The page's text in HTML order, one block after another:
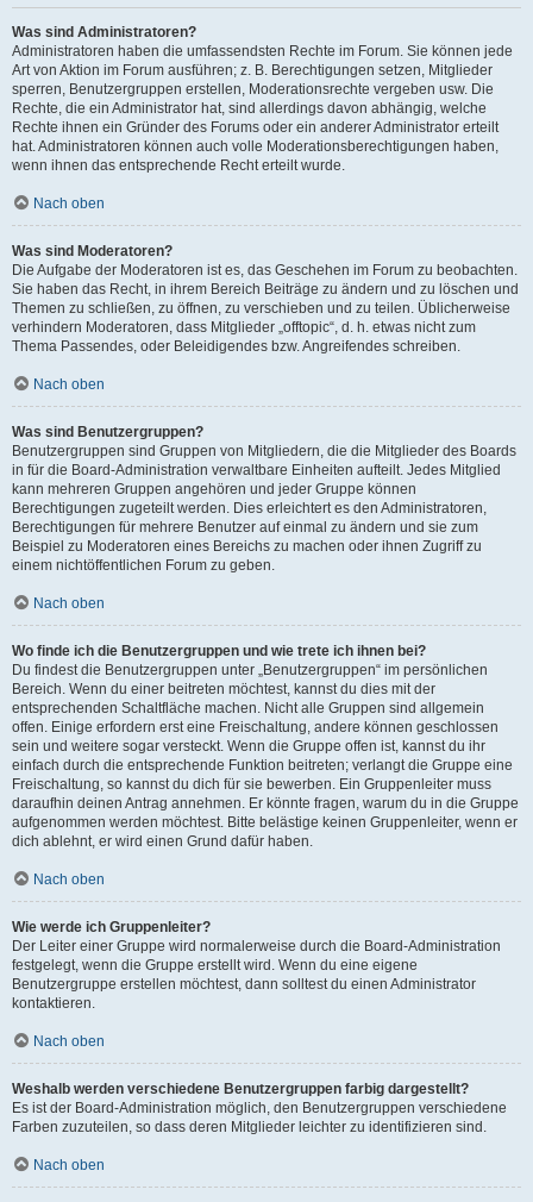
Was sind Administratoren?
Administratoren haben die umfassendsten Rechte im Forum. Sie können jede
Art von Aktion im Forum ausführen; z. B. Berechtigungen setzen, Mitglieder
sperren, Benutzergruppen erstellen, Moderationsrechte vergeben usw. Die
Rechte, die ein Administrator hat, sind allerdings davon abhängig, welche
Rechte ihnen ein Gründer des Forums oder ein anderer Administrator erteilt
hat. Administratoren können auch volle Moderationsberechtigungen haben,
wenn ihnen das entsprechende Recht erteilt wurde.
Nach oben
Was sind Moderatoren?
Die Aufgabe der Moderatoren ist es, das Geschehen im Forum zu beobachten.
Sie haben das Recht, in ihrem Bereich Beiträge zu ändern und zu löschen und
Themen zu schließen, zu öffnen, zu verschieben und zu teilen. Üblicherweise
verhindern Moderatoren, dass Mitglieder „offtopic“, d. h. etwas nicht zum
Thema Passendes, oder Beleidigendes bzw. Angreifendes schreiben.
Nach oben
Was sind Benutzergruppen?
Benutzergruppen sind Gruppen von Mitgliedern, die die Mitglieder des Boards
in für die Board-Administration verwaltbare Einheiten aufteilt. Jedes Mitglied
kann mehreren Gruppen angehören und jeder Gruppe können
Berechtigungen zugeteilt werden. Dies erleichtert es den Administratoren,
Berechtigungen für mehrere Benutzer auf einmal zu ändern und sie zum
Beispiel zu Moderatoren eines Bereichs zu machen oder ihnen Zugriff zu
einem nichtöffentlichen Forum zu geben.
Nach oben
Wo finde ich die Benutzergruppen und wie trete ich ihnen bei?
Du findest die Benutzergruppen unter „Benutzergruppen“ im persönlichen
Bereich. Wenn du einer beitreten möchtest, kannst du dies mit der
entsprechenden Schaltfläche machen. Nicht alle Gruppen sind allgemein
offen. Einige erfordern erst eine Freischaltung, andere können geschlossen
sein und weitere sogar versteckt. Wenn die Gruppe offen ist, kannst du ihr
einfach durch die entsprechende Funktion beitreten; verlangt die Gruppe eine
Freischaltung, so kannst du dich für sie bewerben. Ein Gruppenleiter muss
daraufhin deinen Antrag annehmen. Er könnte fragen, warum du in die Gruppe
aufgenommen werden möchtest. Bitte belästige keinen Gruppenleiter, wenn er
dich ablehnt, er wird einen Grund dafür haben.
Nach oben
Wie werde ich Gruppenleiter?
Der Leiter einer Gruppe wird normalerweise durch die Board-Administration
festgelegt, wenn die Gruppe erstellt wird. Wenn du eine eigene
Benutzergruppe erstellen möchtest, dann solltest du einen Administrator
kontaktieren.
Nach oben
Weshalb werden verschiedene Benutzergruppen farbig dargestellt?
Es ist der Board-Administration möglich, den Benutzergruppen verschiedene
Farben zuzuteilen, so dass deren Mitglieder leichter zu identifizieren sind.
Nach oben